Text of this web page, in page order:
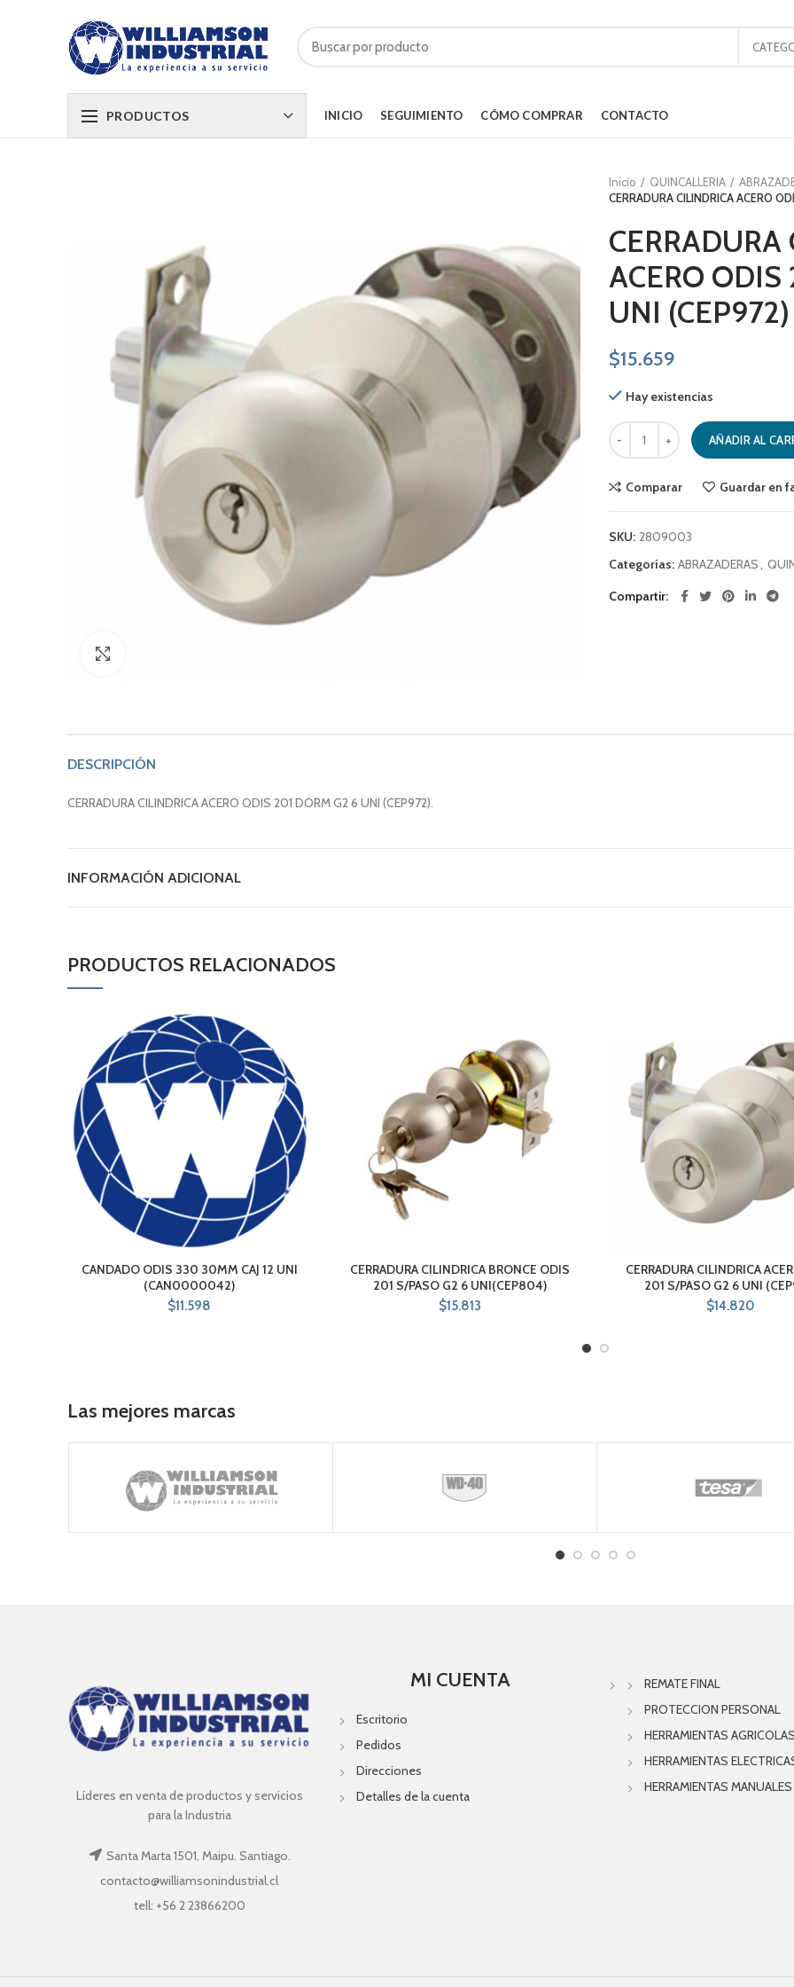
PRODUCTOS INICIO SEGUIMIENTO CÓMO COMPRAR CONTACTO
Inicio QUINCALLERIA
CERRADURA CILINDRICA ACERO
ACERO ODIS
UNI (CEP972)
$15.659
Hay existencias
CERRADURA CILINDRICA ACERO
AÑADIR AL
Comparar Guardar en
SKU: 2809003
Categorías: ABRAZADERAS,
Compartir
DESCRIPCIÓN
CERRADURA CILINDRICA ACERO ODIS 201 DORM G2 6 UNI (CEP972).
INFORMACIÓN ADICIONAL
PRODUCTOS RELACIONADOS
CANDADO ODIS 330 30MM CAJ 12 UNI
(CAN0000042)
$11.598
CERRADURA CILINDRICA BRONCE ODIS
201 S/PASO G2 6 UNI(CEP804)
$15.813
CERRADURA CILINDRICA
201 S/PASO G2 6 UNI
$14.820
Las mejores marcas
Líderes en venta de productos y servicios
para la Industria
Santa Marta 1501, Maipu. Santiago.
contacto@williamsonindustrial.cl
tell: +56 2 23866200
MI CUENTA
Escritorio
Pedidos
Direcciones
Detalles de la cuenta
REMATE FINAL
PROTECCION PERSONAL
HERRAMIENTAS AGRICOLAS
HERRAMIENTAS
HERRAMIENTAS MANUALES